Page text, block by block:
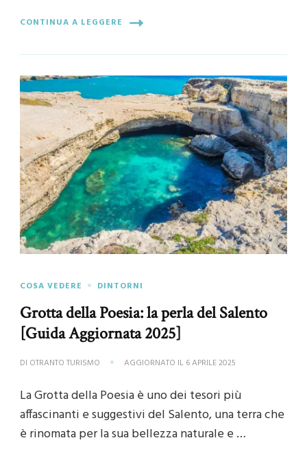
CONTINUA A LEGGERE
COSA VEDERE DINTORNI
Grotta della Poesia: la perla del Salento
[Guida Aggiornata 2025]
DI OTRANTO TURISMO AGGIORNATO IL 6 APRILE 2025
La Grotta della Poesia è uno dei tesori più
affascinanti e suggestivi del Salento, una terra che
è rinomata per la sua bellezza naturale e …